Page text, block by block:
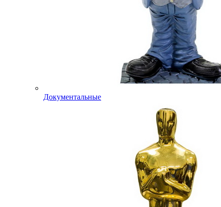
Документальные